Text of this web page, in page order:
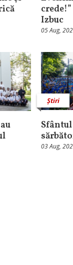
Izbuc
05 Aug,
Știri
03 Aug,